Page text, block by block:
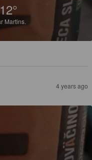
Martins.
4 years ago